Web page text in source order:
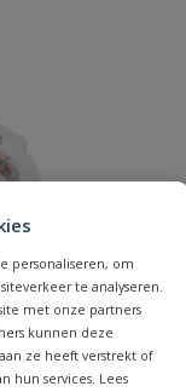
personaliseren, om
te analyseren.
met onze partners
kunnen deze
ze heeft verstrekt of
hun services. Lees